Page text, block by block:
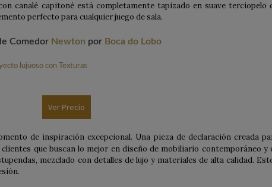
canalé capitoné está completamente tapizado en suave terciopelo
perfecto para cualquier juego de sala.
Comedor Newton por Boca do Lobo
Ver Precio
de inspiración excepcional. Una pieza de declaración creada
que buscan lo mejor en diseño de mobiliario contemporáneo y
mezclado con detalles de lujo y materiales de alta calidad.